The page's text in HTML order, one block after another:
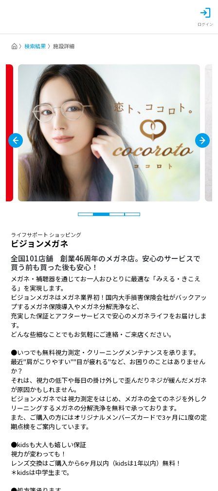
ログイン
検索結果 施設詳細
ライフサポート ショッピング
ビジョンメガネ
全国101店舗 創業46周年のメガネ店。安心のサービスで
買う前も買った後も安心！
メガネ・補聴器を通じてお一人おひとりに最適な「みえる・きこえ
る」を実現します。
ビジョンメガネはメガネ業界初！国内大手損害保険会社がバックアッ
プするメガネ保険導入やメガネ分解洗浄など、
充実した保証とアフターサービスで安心のメガネライフをお届けしま
す。
どんな些細なことでもお気軽にご連絡・ご来店ください。
●いつでも無料視力測定・クリーニングメンテナンスを承ります。
最近"肩がこりやすい""目が疲れる"など、お困りのことはありません
か？
それは、視力の低下や毎日の掛け外しで歪んだりネジが緩んだメガネ
が原因かもしれません。
ビジョンメガネでは視力測定をはじめ、メガネの全てのネジを外しク
リーニングするメガネの分解洗浄を無料で承っております。
また、ご購入の方にはオリジナルメンバーズカードで3ヶ月に1度の定
期点検をご案内しています。
●kidsも大人も嬉しい保証
視力が変わっても！
レンズ交換はご購入から6ヶ月以内（kidsは1年以内）無料！
＊kidsは中学生まで。